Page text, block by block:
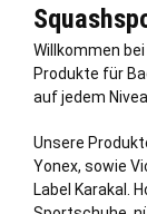
Willkommen
Produkte für
auf jedem
Unsere
Yonex, sowie
Label Karakal.